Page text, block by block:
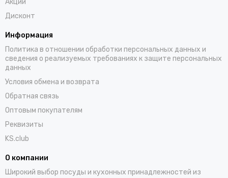
Акции
Дисконт
Информация
Политика в отношении обработки персональных данных и
сведения о реализуемых требованиях к защите персональных
данных
Условия обмена и возврата
Обратная связь
Оптовым покупателям
Реквизиты
KS.club
О компании
Широкий выбор посуды и кухонных принадлежностей из